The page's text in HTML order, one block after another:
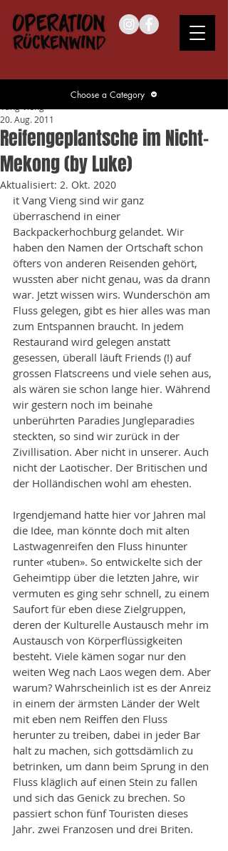
Reifengeplantsche im Nicht-
Mekong (by Luke)
20. Aug. 2011
Aktualisiert: 2. Okt. 2020
it Vang Vieng sind wir ganz
überraschend in einer
Backpackerhochburg gelandet. Wir
haben den Namen der Ortschaft schon
öfters von anderen Reisenden gehört,
wussten aber nicht genau, was da drann
war. Jetzt wissen wirs. Wunderschön am
Fluss gelegen, gibt es hier alles was man
zum Entspannen braucht. In jedem
Restaurand wird gelegen anstatt
gesessen, überall läuft Friends (!) auf
grossen Flatscreens und viele sehen aus,
als wären sie schon lange hier. Während
wir gestern noch im beinahe
unberührten Paradies Jungleparadies
steckten, so sind wir zurück in der
Zivillisation. Aber nicht in unserer. Auch
nicht der Laotischer. Der Britischen und
der Holländischen wohl am ehesten.
Irgendjemand hatte hier vor Jahren mal
die Idee, man könnte doch mit alten
Lastwagenreifen den Fluss hinunter
runter «tuben». So entwickelte sich der
Geheimtipp über die letzten Jahre, wir
vermuten es ging sehr schnell, zu einem
Saufort für eben diese Zielgruppen,
deren der Kulturelle Austausch mehr im
Austausch von Körperflüssigkeiten
besteht. Viele kämen sogar nur den
weiten Weg nach Laos wegen dem. Aber
warum? Wahrscheinlich ist es der Anreiz
in einem der ärmsten Länder der Welt
mit eben nem Reiffen den Fluss
herunter zu treiben, dabei in jeder Bar
halt zu machen, sich gottsdämlich zu
betrinken, um dann beim Sprung in den
Fluss kläglich auf einen Stein zu fallen
und sich das Genick zu brechen. So
passiert schon fünf Touristen dieses
Jahr. zwei Franzosen und drei Briten.
Choose a Category